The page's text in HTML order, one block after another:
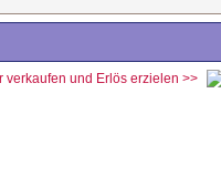
verkaufen und Erlös erzielen >>